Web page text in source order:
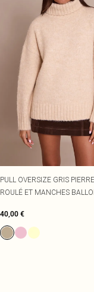
PULL OVERSIZE GRIS
ROULÉ ET MANCHES
40,00 €